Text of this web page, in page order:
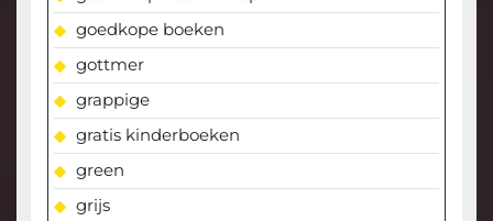
goedkope boeken
gottmer
grappige
gratis kinderboeken
green
grijs